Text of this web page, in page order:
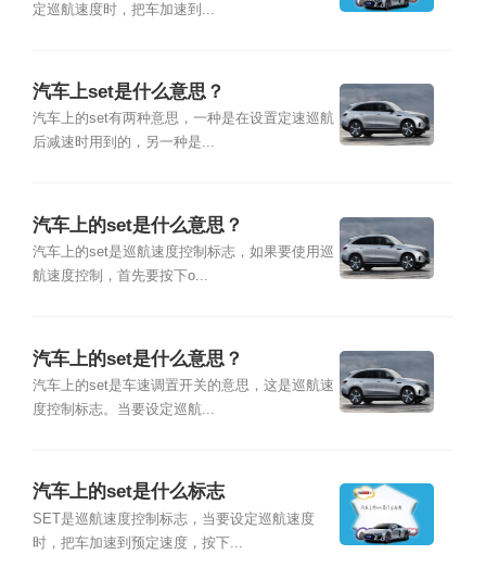
定巡航速度时，把车加速到...
汽车上set是什么意思？
汽车上的set有两种意思，一种是在设置定速巡航
后减速时用到的，另一种是...
汽车上的set是什么意思？
汽车上的set是巡航速度控制标志，如果要使用巡
航速度控制，首先要按下o...
汽车上的set是什么意思？
汽车上的set是车速调置开关的意思，这是巡航速
度控制标志。当要设定巡航...
汽车上的set是什么标志
SET是巡航速度控制标志，当要设定巡航速度
时，把车加速到预定速度，按下...